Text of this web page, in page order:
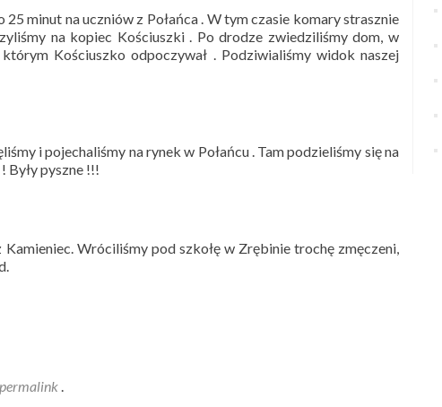
minut na uczniów z Połańca . W tym czasie komary strasznie
na kopiec Kościuszki . Po drodze zwiedziliśmy dom, w
Kościuszko odpoczywał . Podziwialiśmy widok naszej
i pojechaliśmy na rynek w Połańcu . Tam podzieliśmy się na
Były pyszne !!!
Wróciliśmy pod szkołę w Zrębinie trochę zmęczeni,
permalink .